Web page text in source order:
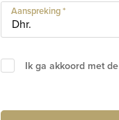
Aanspreking *
Ik ga akkoord met de